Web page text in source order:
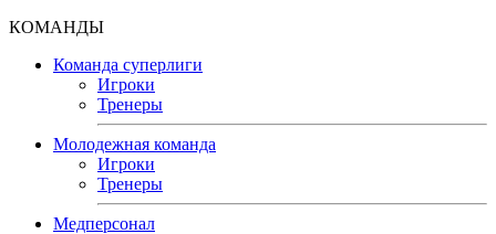
КОМАНДЫ
Команда суперлиги
Игроки
Тренеры
Молодежная команда
Игроки
Тренеры
Медперсонал